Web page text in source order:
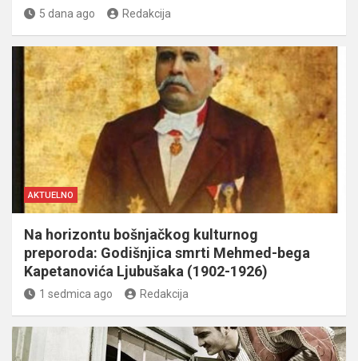
5 dana ago Redakcija
AKTUELNO
Na horizontu bošnjačkog kulturnog
preporoda: Godišnjica smrti Mehmed-bega
Kapetanovića Ljubušaka (1902-1926)
1 sedmica ago Redakcija